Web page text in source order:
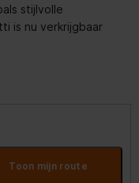
stijlvolle
is nu verkrijgbaar
Toon mijn route